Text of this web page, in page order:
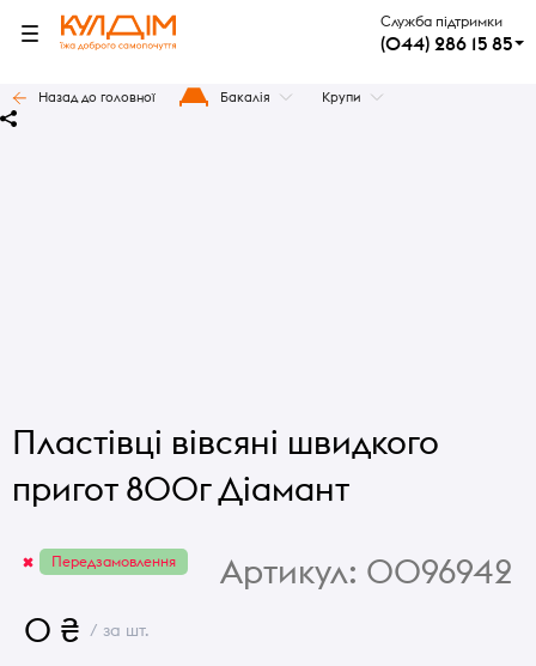
Служба підтримки
(044) 286 15 85
Назад до головної Бакалія Крупи
Пластівці вівсяні швидкого
пригот 800г Діамант
Передзамовлення Артикул: 0096942
0 ₴ / за шт.